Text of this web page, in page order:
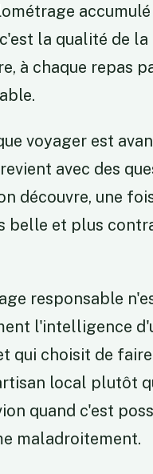
la qualité de
à chaque repas
voyager est
avec des
découvre, une
belle et plus
responsable
l'intelligence
qui choisit de
local plutôt
quand c'est
maladroitement.